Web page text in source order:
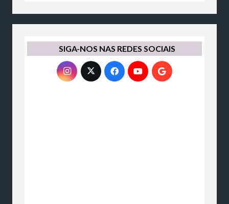
SIGA-NOS NAS REDES SOCIAIS